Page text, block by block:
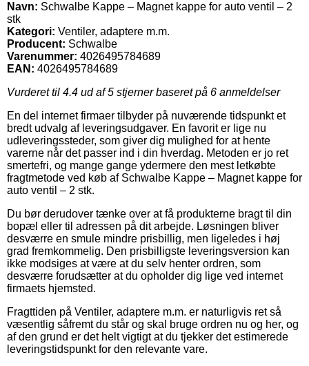
Navn: Schwalbe Kappe – Magnet kappe for auto ventil – 2
stk
Kategori: Ventiler, adaptere m.m.
Producent: Schwalbe
Varenummer: 4026495784689
EAN: 4026495784689
Vurderet til 4.4 ud af 5 stjerner baseret på 6 anmeldelser
En del internet firmaer tilbyder på nuværende tidspunkt et
bredt udvalg af leveringsudgaver. En favorit er lige nu
udleveringssteder, som giver dig mulighed for at hente
varerne når det passer ind i din hverdag. Metoden er jo ret
smertefri, og mange gange ydermere den mest letkøbte
fragtmetode ved køb af Schwalbe Kappe – Magnet kappe for
auto ventil – 2 stk.
Du bør derudover tænke over at få produkterne bragt til din
bopæl eller til adressen på dit arbejde. Løsningen bliver
desværre en smule mindre prisbillig, men ligeledes i høj
grad fremkommelig. Den prisbilligste leveringsversion kan
ikke modsiges at være at du selv henter ordren, som
desværre forudsætter at du opholder dig lige ved internet
firmaets hjemsted.
Fragttiden på Ventiler, adaptere m.m. er naturligvis ret så
væsentlig såfremt du står og skal bruge ordren nu og her, og
af den grund er det helt vigtigt at du tjekker det estimerede
leveringstidspunkt for den relevante vare.